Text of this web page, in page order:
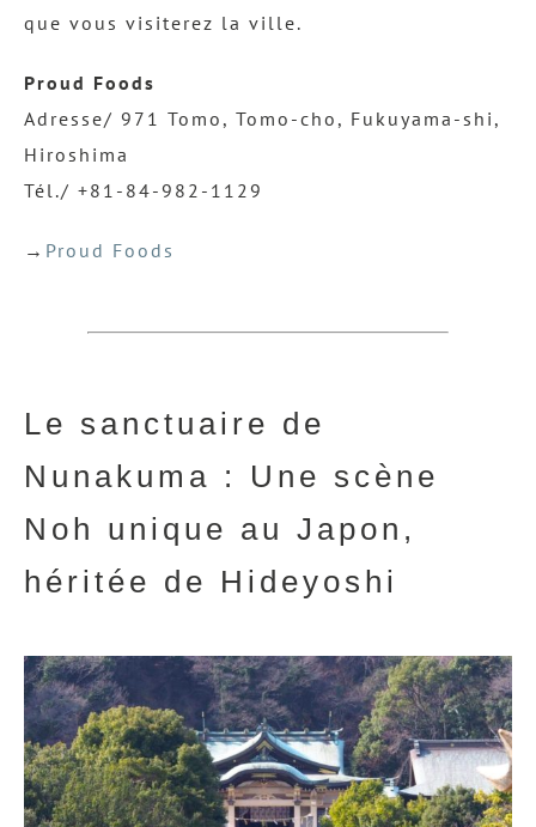
que vous visiterez la ville.
Proud Foods
Adresse/ 971 Tomo, Tomo-cho, Fukuyama-shi,
Hiroshima
Tél./ +81-84-982-1129
→ Proud Foods
Le sanctuaire de
Nunakuma : Une scène
Noh unique au Japon,
héritée de Hideyoshi